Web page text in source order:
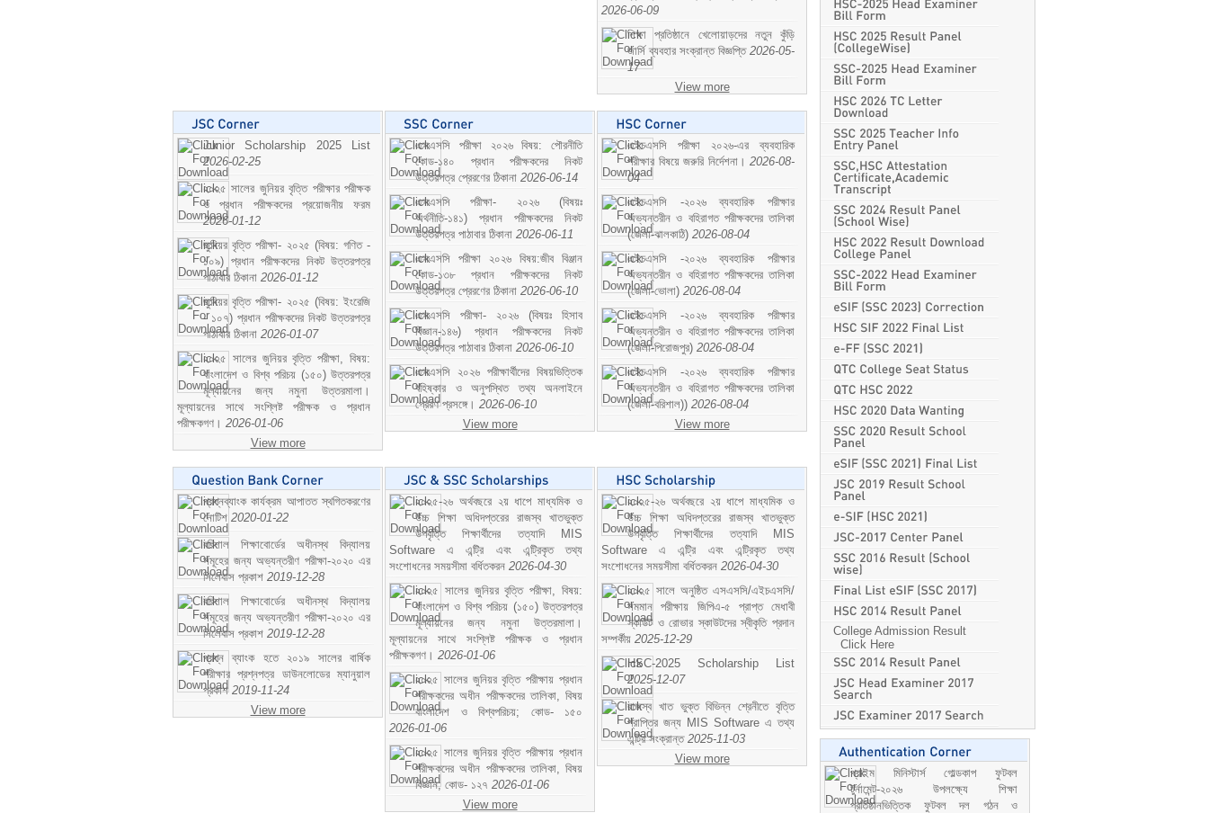
2026-06-09
শিক্ষা প্রতিষ্ঠানে খেলোয়াড়দের নতুন কুঁড়ি
জার্সি ব্যবহার সংক্রান্ত বিজ্ঞপ্তি 2026-05-
17
View more
Junior Scholarship 2025 List
2026-02-25
২০২৫ সালের জুনিয়র বৃত্তি পরীক্ষার পরীক্ষক
ও প্রধান পরীক্ষকদের প্রয়োজনীয় ফরম
2026-01-12
জুনিয়র বৃত্তি পরীক্ষা- ২০২৫ (বিষয়: গণিত -
১০৯) প্রধান পরীক্ষকদের নিকট উত্তরপত্র
পাঠাবার ঠিকানা 2026-01-12
জুনিয়র বৃত্তি পরীক্ষা- ২০২৫ (বিষয়: ইংরেজি
- ১০৭) প্রধান পরীক্ষকদের নিকট উত্তরপত্র
পাঠাবার ঠিকানা 2026-01-07
২০২৫ সালের জুনিয়র বৃত্তি পরীক্ষা, বিষয়:
বাংলাদেশ ও বিশ্ব পরিচয় (১৫০) উত্তরপত্র
মূল্যায়নের জন্য নমুনা উত্তরমালা।
মূল্যায়নের সাথে সংশ্লিষ্ট পরীক্ষক ও প্রধান
পরীক্ষকগণ। 2026-01-06
View more
এসএসসি পরীক্ষা ২০২৬ বিষয়: পৌরনীতি
কোড-১৪০ প্রধান পরীক্ষকদের নিকট
উত্তরপত্র প্রেরণের ঠিকানা 2026-06-14
এসএসসি পরীক্ষা- ২০২৬ (বিষয়ঃ
অর্থনীতি-১৪১) প্রধান পরীক্ষকদের নিকট
উত্তরপত্র পাঠাবার ঠিকানা 2026-06-11
এসএসসি পরীক্ষা ২০২৬ বিষয়:জীব বিঞ্জান
কোড-১৩৮ প্রধান পরীক্ষকদের নিকট
উত্তরপত্র প্রেরণের ঠিকানা 2026-06-10
এসএসসি পরীক্ষা- ২০২৬ (বিষয়ঃ হিসাব
বিজ্ঞান-১৪৬) প্রধান পরীক্ষকদের নিকট
উত্তরপত্র পাঠাবার ঠিকানা 2026-06-10
এসএসসি ২০২৬ পরীক্ষার্থীদের বিষয়ভিত্তিক
বহিষ্কার ও অনুপস্থিত তথ্য অনলাইনে
প্রেরণ প্রসঙ্গে। 2026-06-10
View more
এইচএসসি পরীক্ষা ২০২৬-এর ব্যবহারিক
পরীক্ষার বিষয়ে জরুরি নির্দেশনা। 2026-08-
04
এইচএসসি -২০২৬ ব্যবহারিক পরীক্ষার
অভ্যন্তরীন ও বহিরাগত পরীক্ষকদের তালিকা
(জেলা-ঝালকাঠি) 2026-08-04
এইচএসসি -২০২৬ ব্যবহারিক পরীক্ষার
অভ্যন্তরীন ও বহিরাগত পরীক্ষকদের তালিকা
(জেলা-ভোলা) 2026-08-04
এইচএসসি -২০২৬ ব্যবহারিক পরীক্ষার
অভ্যন্তরীন ও বহিরাগত পরীক্ষকদের তালিকা
(জেলা-পিরোজপুর) 2026-08-04
এইচএসসি -২০২৬ ব্যবহারিক পরীক্ষার
অভ্যন্তরীন ও বহিরাগত পরীক্ষকদের তালিকা
(জেলা-বরিশাল)) 2026-08-04
View more
প্রশ্নব্যাংক কার্যক্রম আপাতত স্থগিতকরণের
নোটিশ 2020-01-22
বরিশাল শিক্ষাবোর্ডের অধীনস্থ বিদ্যালয়
সমূহের জন্য অভ্যন্তরীণ পরীক্ষা-২০২০ এর
সিলেবাস প্রকাশ 2019-12-28
বরিশাল শিক্ষাবোর্ডের অধীনস্থ বিদ্যালয়
সমূহের জন্য অভ্যন্তরীণ পরীক্ষা-২০২০ এর
সিলেবাস প্রকাশ 2019-12-28
প্রশ্ন ব্যাংক হতে ২০১৯ সালের বার্ষিক
পরীক্ষার প্রশ্নপত্র ডাউনলোডের ম্যানুয়াল
প্রকাশ 2019-11-24
View more
২০২৫-২৬ অর্থবছরে ২য় ধাপে মাধ্যমিক ও
উচ্চ শিক্ষা অধিদপ্তরের রাজস্ব খাতভুক্ত
উপবৃত্তি শিক্ষার্থীদের তত্যাদি MIS
Software এ এন্ট্রি এবং এন্ট্রিকৃত তথ্য
সংশোধনের সময়সীমা বর্ধিতকরন 2026-04-30
২০২৫ সালের জুনিয়র বৃত্তি পরীক্ষা, বিষয়:
বাংলাদেশ ও বিশ্ব পরিচয় (১৫০) উত্তরপত্র
মূল্যায়নের জন্য নমুনা উত্তরমালা।
মূল্যায়নের সাথে সংশ্লিষ্ট পরীক্ষক ও প্রধান
পরীক্ষকগণ। 2026-01-06
২০২৫ সালের জুনিয়র বৃত্তি পরীক্ষায় প্রধান
পরীক্ষকদের অধীন পরীক্ষকদের তালিকা, বিষয়
বাংলাদেশ ও বিশ্বপরিচয়; কোড- ১৫০
2026-01-06
২০২৫ সালের জুনিয়র বৃত্তি পরীক্ষায় প্রধান
পরীক্ষকদের অধীন পরীক্ষকদের তালিকা, বিষয়
বিজ্ঞান; কোড- ১২৭ 2026-01-06
View more
২০২৫-২৬ অর্থবছরে ২য় ধাপে মাধ্যমিক ও
উচ্চ শিক্ষা অধিদপ্তরের রাজস্ব খাতভুক্ত
উপবৃত্তি শিক্ষার্থীদের তত্যাদি MIS
Software এ এন্ট্রি এবং এন্ট্রিকৃত তথ্য
সংশোধনের সময়সীমা বর্ধিতকরন 2026-04-30
২০২৫ সালে অনুষ্ঠিত এসএসসি/এইচএসসি/
সমমান পরীক্ষায় জিপিএ-৫ প্রাপ্ত মেধাবী
স্কাউট ও রোভার স্কাউটদের স্বীকৃতি প্রদান
সম্পর্কীয় 2025-12-29
HSC-2025 Scholarship List
2025-12-07
রাজস্ব খাত ভুক্ত বিভিন্ন শ্রেনীতে বৃত্তি
প্রাপ্তির জন্য MIS Software এ তথ্য
এন্ট্রি সংক্রান্ত 2025-11-03
View more
College Admission Result
Click Here
প্রাইম মিনিস্টার্স গোল্ডকাপ ফুটবল
টুর্নামেন্ট-২০২৬ উপলক্ষ্যে শিক্ষা
প্রতিষ্ঠানভিত্তিক ফুটবল দল গঠন ও